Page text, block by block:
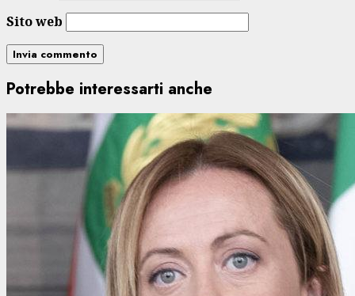
Sito web
Potrebbe interessarti anche